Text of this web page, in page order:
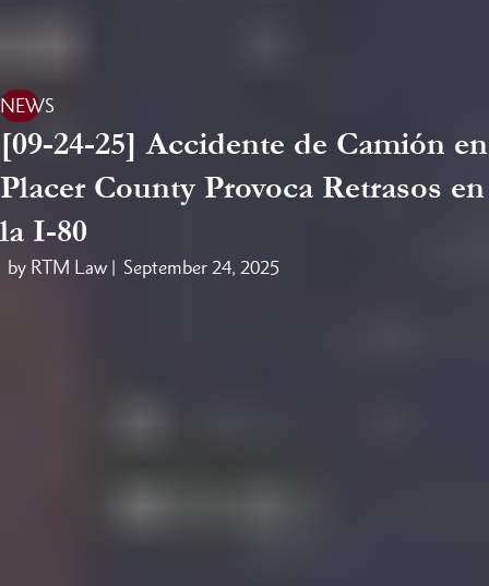
NEWS
[09-24-25] Accidente de Camión en
Placer County Provoca Retrasos en
la I-80
by RTM Law | September 24, 2025